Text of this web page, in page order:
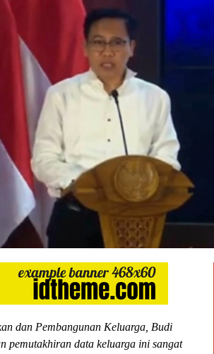
dan Pembangunan Keluarga, Budi
pemutakhiran data keluarga ini sangat